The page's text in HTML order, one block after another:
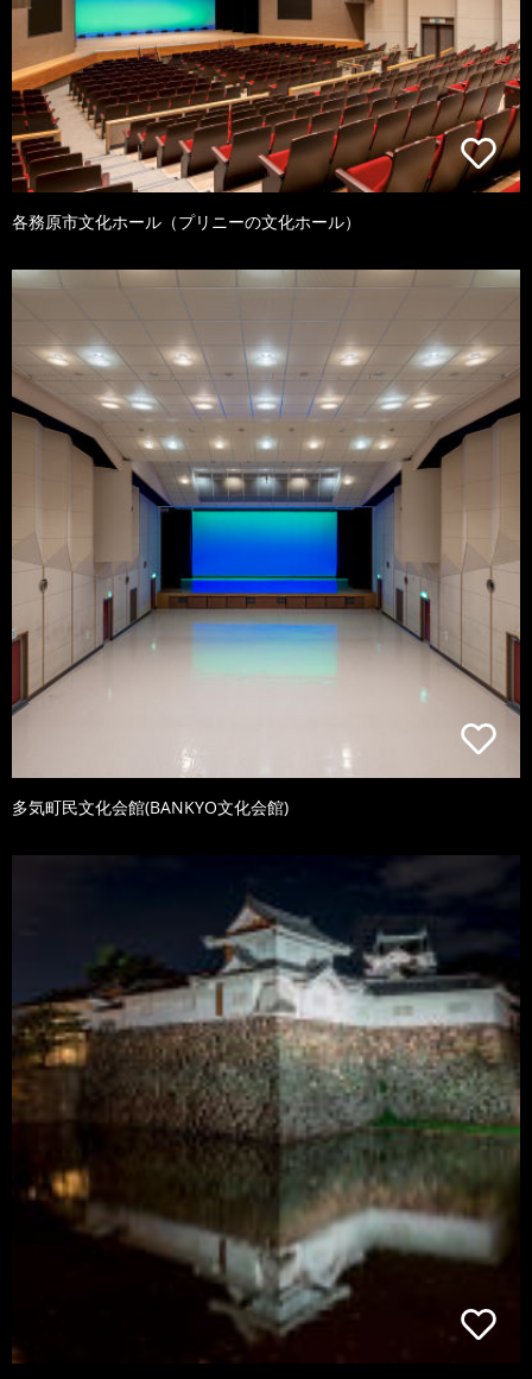
各務原市文化ホール（プリニーの文化ホール）
多気町民文化会館(BANKYO文化会館)